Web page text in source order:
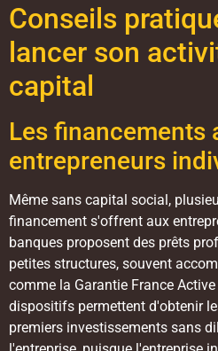
Conseils
lancer son
capital
Les financements
entrepreneurs
Même sans capital social,
financement s'offrent aux
banques proposent des prêts
petites structures, souvent
comme la Garantie France
dispositifs permettent d'obtenir
premiers investissements sans